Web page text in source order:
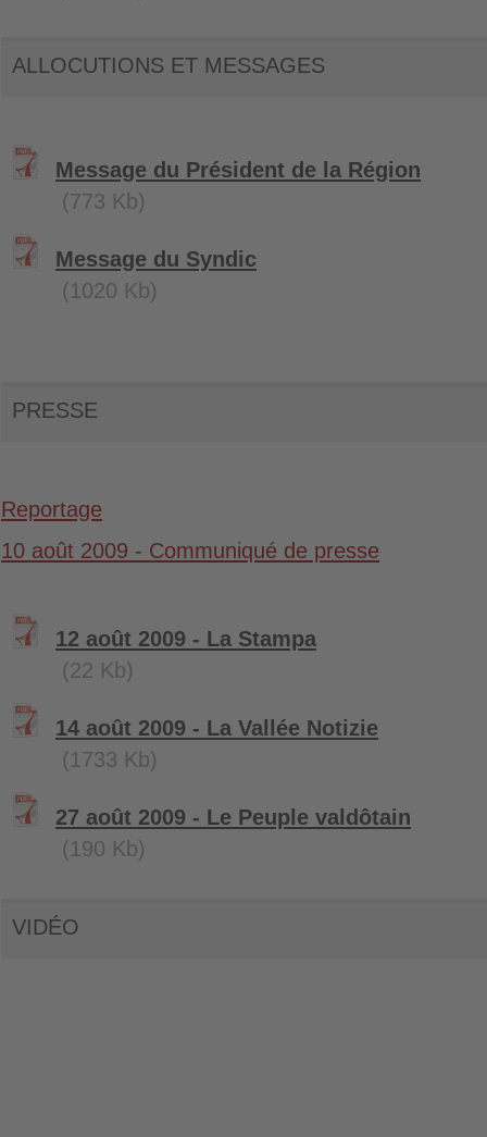
ALLOCUTIONS ET MESSAGES
Message du Président de la Région
(773 Kb)
Message du Syndic
(1020 Kb)
PRESSE
Reportage
10 août 2009 - Communiqué de presse
12 août 2009 - La Stampa
(22 Kb)
14 août 2009 - La Vallée Notizie
(1733 Kb)
27 août 2009 - Le Peuple valdôtain
(190 Kb)
VIDÉO